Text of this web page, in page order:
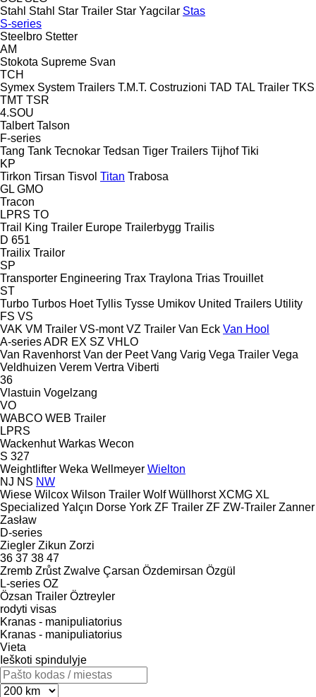
Stahl Stahl Star Trailer Star Yagcilar Stas
S-series
Steelbro Stetter
AM
Stokota Supreme Svan
TCH
Symex System Trailers T.M.T. Costruzioni TAD TAL Trailer TKS
TMT TSR
4.SOU
Talbert Talson
F-series
Tang Tank Tecnokar Tedsan Tiger Trailers Tijhof Tiki
KP
Tirkon Tirsan Tisvol Titan Trabosa
GL GMO
Tracon
LPRS TO
Trail King Trailer Europe Trailerbygg Trailis
D 651
Trailix Trailor
SP
Transporter Engineering Trax Traylona Trias Trouillet
ST
Turbo Turbos Hoet Tyllis Tysse Umikov United Trailers Utility
FS VS
VAK VM Trailer VS-mont VZ Trailer Van Eck Van Hool
A-seriesADR EX SZ VHLO
Van Ravenhorst Van der Peet Vang Varig Vega Trailer Vega
Veldhuizen Verem Vertra Viberti
36
Vlastuin Vogelzang
VO
WABCO WEB Trailer
LPRS
Wackenhut Warkas Wecon
S 327
Weightlifter Weka Wellmeyer Wielton
NJ NS NW
Wiese Wilcox Wilson Trailer Wolf Wüllhorst XCMG XL
Specialized Yalçın Dorse York ZF Trailer ZF ZW-Trailer Zanner
Zasław
D-series
Ziegler Zikun Zorzi
36 37 38 47
Zremb Zrůst Zwalve Çarsan Özdemirsan Özgül
L-series OZ
Özsan Trailer Öztreyler
rodyti visas
Kranas - manipuliatorius
Kranas - manipuliatorius
Vieta
Ieškoti spindulyje